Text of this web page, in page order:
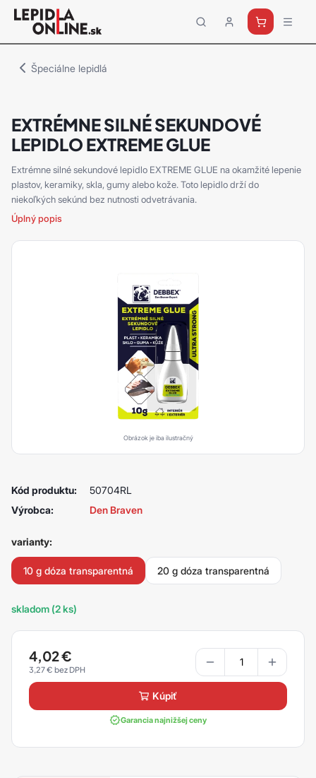
Priemyselné
lepidlá
Špeciálne lepidlá
EXTRÉMNE SILNÉ SEKUNDOVÉ
LEPIDLO EXTREME GLUE
Extrémne silné sekundové lepidlo EXTREME GLUE na okamžité lepenie
plastov, keramiky, skla, gumy alebo kože. Toto lepidlo drží do
niekoľkých sekúnd bez nutnosti odvetrávania.
Úplný popis
Obrázok je iba ilustračný
Kód produktu:
50704RL
Výrobca:
Den Braven
varianty:
10 g dóza transparentná 20 g dóza transparentná
skladom (2 ks)
4,02€
3,27€
kúpiť
Garancia najnižšej ceny